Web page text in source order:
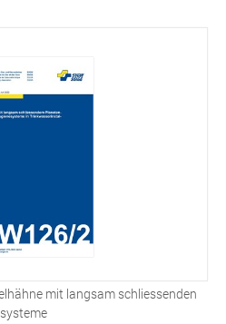
mit langsam schliessenden